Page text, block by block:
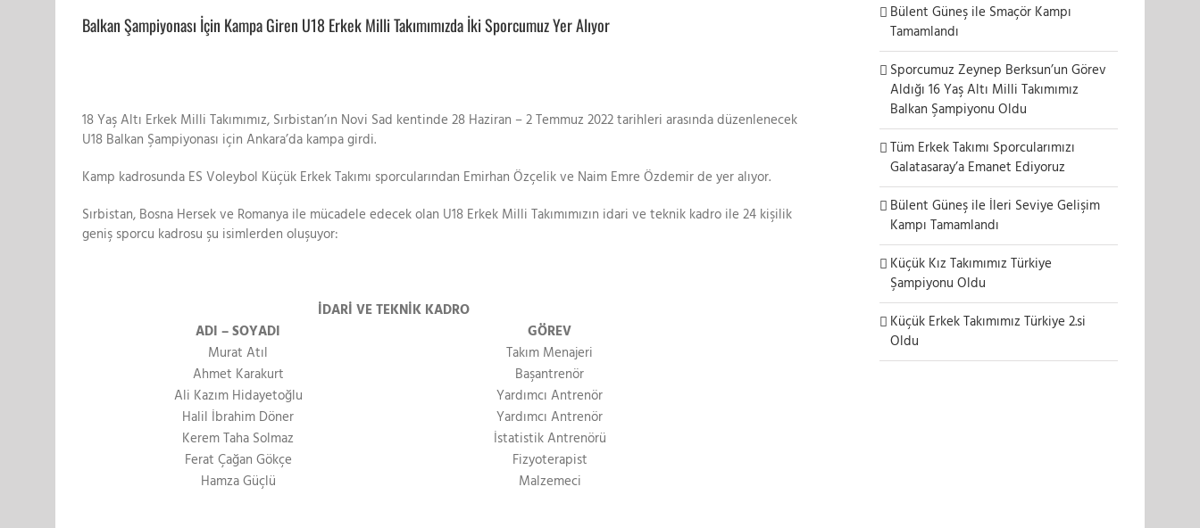
Larger
Image
Balkan Şampiyonası İçin Kampa Giren U18 Erkek Milli Takımımızda İki Sporcumuz Yer Alıyor
18 Yaş Altı Erkek Milli Takımımız, Sırbistan’ın Novi Sad kentinde 28 Haziran – 2 Temmuz 2022 tarihleri ​​arasında düzenlenecek
U18 Balkan Şampiyonası için Ankara’da kampa girdi.
Kamp kadrosunda ES Voleybol Küçük Erkek Takımı sporcularından Emirhan Özçelik ve Naim Emre Özdemir de yer alıyor.
Sırbistan, Bosna Hersek ve Romanya ile mücadele edecek olan U18 Erkek Milli Takımımızın idari ve teknik kadro ile 24 kişilik
geniş sporcu kadrosu şu isimlerden oluşuyor:
İDARİ VE TEKNİK KADRO
ADI – SOYADI
GÖREV
Murat Atıl
Takım Menajeri
Ahmet Karakurt
Başantrenör
Ali Kazım Hidayetoğlu
Yardımcı Antrenör
Halil İbrahim Döner
Yardımcı Antrenör
Kerem Taha Solmaz
İstatistik Antrenörü
Ferat Çağan Gökçe
Fizyoterapist
Hamza Güçlü
Malzemeci
Bülent Güneş ile Smaçör Kampı
Tamamlandı
Sporcumuz Zeynep Berksun’un Görev
Aldığı 16 Yaş Altı Milli Takımımız
Balkan Şampiyonu Oldu
Tüm Erkek Takımı Sporcularımızı
Galatasaray’a Emanet Ediyoruz
Bülent Güneş ile İleri Seviye Gelişim
Kampı Tamamlandı
Küçük Kız Takımımız Türkiye
Şampiyonu Oldu
Küçük Erkek Takımımız Türkiye 2.si
Oldu